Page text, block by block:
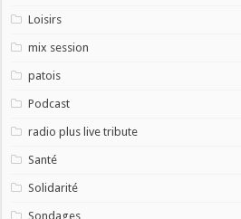
Loisirs
mix session
patois
Podcast
radio plus live tribute
Santé
Solidarité
Sondages